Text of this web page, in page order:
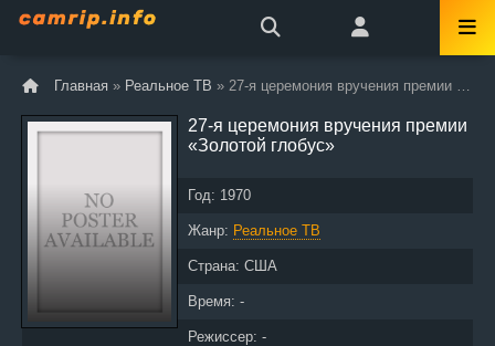
Главная » Реальное ТВ » 27-я церемония вручения премии «Золотой глобус»
27-я церемония вручения премии
«Золотой глобус»
Год: 1970
Жанр: Реальное ТВ
Страна: США
Время: -
Режиссер: -